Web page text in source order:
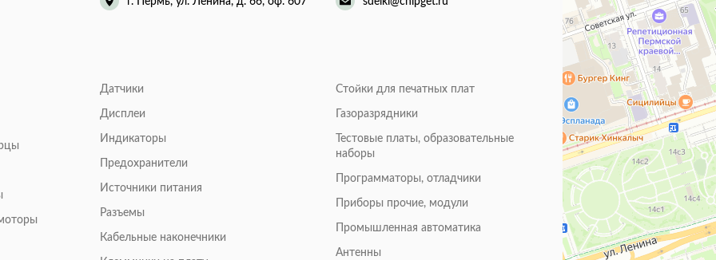
Датчики
Дисплеи
Индикаторы
Предохранители
Источники питания
Разъемы
Кабельные наконечники
Стойки для печатных плат
Газоразрядники
Тестовые платы, образовательные
наборы
Программаторы, отладчики
Приборы прочие, модули
Промышленная автоматика
Антенны